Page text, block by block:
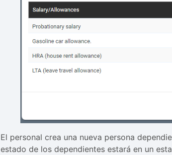
El personal crea una nueva persona
estado de los dependientes estará en un